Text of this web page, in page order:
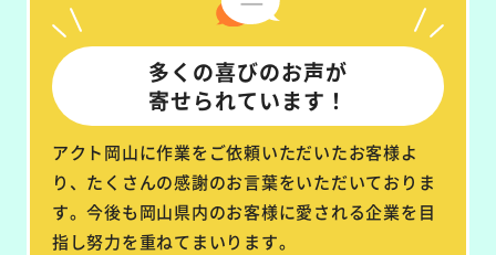
多くの喜びのお声が
寄せられています！
アクト岡山に作業をご依頼いただいたお客様よ
り、たくさんの感謝のお言葉をいただいておりま
す。今後も岡山県内のお客様に愛される企業を目
指し努力を重ねてまいります。